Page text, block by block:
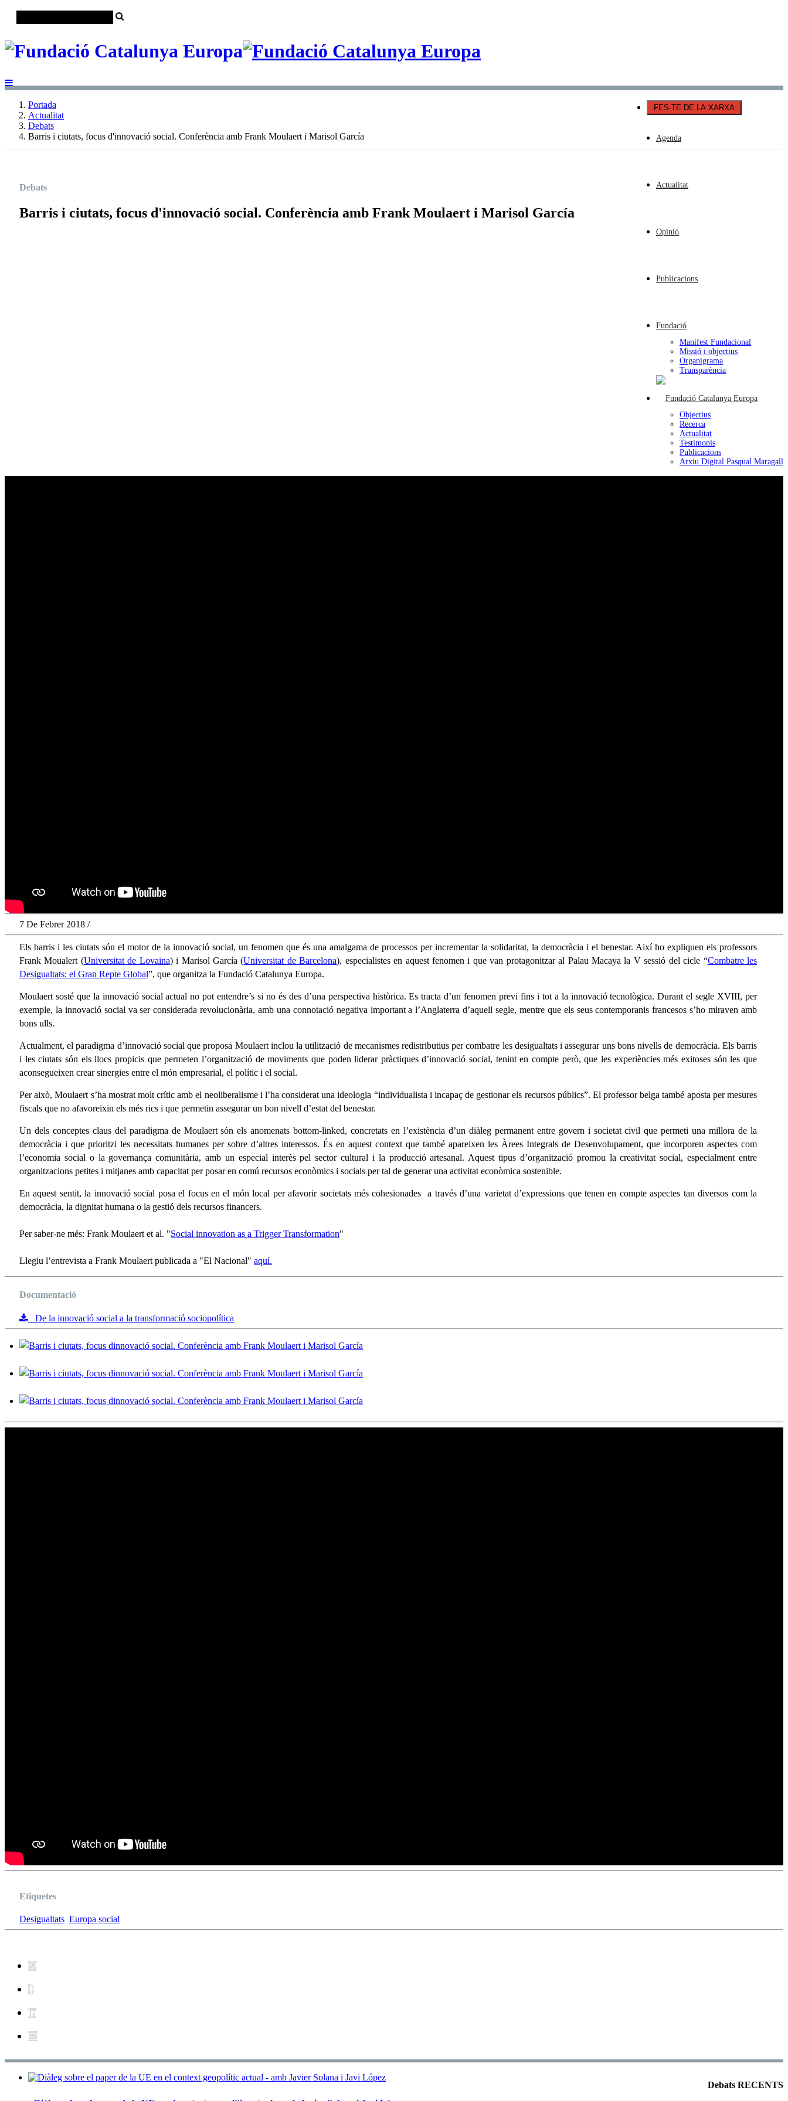
FES-TE DE LA XARXA
Agenda
Actualitat
Opinió
Publicacions
Fundació
Manifest Fundacional
Missió i objectius
Organigrama
Transparència
Objectius
Recerca
Actualitat
Testimonis
Publicacions
Arxiu Digital Pasqual Maragall
Portada
Actualitat
Debats
Barris i ciutats, focus d'innovació social. Conferència amb Frank Moulaert i Marisol García
Debats
Barris i ciutats, focus d'innovació social. Conferència amb Frank Moulaert i Marisol García
7 De Febrer 2018 /
Els barris i les ciutats són el motor de la innovació social, un fenomen que és una amalgama de processos per incrementar la solidaritat, la democràcia i el benestar. Així ho expliquen els professors
Frank Moualert (Universitat de Lovaina) i Marisol García (Universitat de Barcelona), especialistes en aquest fenomen i que van protagonitzar al Palau Macaya la V sessió del cicle “Combatre les
Desigualtats: el Gran Repte Global”, que organitza la Fundació Catalunya Europa.
Moulaert sosté que la innovació social actual no pot entendre’s si no és des d’una perspectiva històrica. Es tracta d’un fenomen previ fins i tot a la innovació tecnològica. Durant el segle XVIII, per
exemple, la innovació social va ser considerada revolucionària, amb una connotació negativa important a l’Anglaterra d’aquell segle, mentre que els seus contemporanis francesos s’ho miraven amb
bons ulls.
Actualment, el paradigma d’innovació social que proposa Moulaert inclou la utilització de mecanismes redistributius per combatre les desigualtats i assegurar uns bons nivells de democràcia. Els barris
i les ciutats són els llocs propicis que permeten l’organització de moviments que poden liderar pràctiques d’innovació social, tenint en compte però, que les experiències més exitoses són les que
aconsegueixen crear sinergies entre el món empresarial, el polític i el social.
Per això, Moulaert s’ha mostrat molt crític amb el neoliberalisme i l’ha considerat una ideologia “individualista i incapaç de gestionar els recursos públics”. El professor belga també aposta per mesures
fiscals que no afavoreixin els més rics i que permetin assegurar un bon nivell d’estat del benestar.
Un dels conceptes claus del paradigma de Moulaert són els anomenats bottom-linked, concretats en l’existència d’un diàleg permanent entre govern i societat civil que permeti una millora de la
democràcia i que prioritzi les necessitats humanes per sobre d’altres interessos. És en aquest context que també apareixen les Àrees Integrals de Desenvolupament, que incorporen aspectes com
l’economia social o la governança comunitària, amb un especial interès pel sector cultural i la producció artesanal. Aquest tipus d’organització promou la creativitat social, especialment entre
organitzacions petites i mitjanes amb capacitat per posar en comú recursos econòmics i socials per tal de generar una activitat econòmica sostenible.
En aquest sentit, la innovació social posa el focus en el món local per afavorir societats més cohesionades a través d’una varietat d’expressions que tenen en compte aspectes tan diversos com la
democràcia, la dignitat humana o la gestió dels recursos financers.
Per saber-ne més: Frank Moulaert et al. "Social innovation as a Trigger Transformation"
Llegiu l’entrevista a Frank Moulaert publicada a "El Nacional" aquí.
Documentació
De la innovació social a la transformació sociopolítica
Etiquetes
Desigualtats Europa social
Debats RECENTS